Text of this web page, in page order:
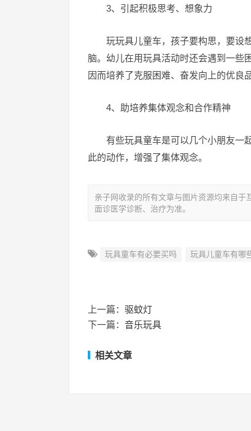
3、引起积极思考、想象力
玩玩具儿童车，孩子要构思，要设
脑。幼儿在用玩具活动时还会遇到一些
因而培养了克服困难、奋发向上的优良品
4、助培养集体观念和合作精神
有些玩具童车是可以几个小朋友一
此的动作，增强了集体观念。
亲子网收录的所有文章与图片资源均来自
面诊医学诊断、治疗为准。
玩具童车有必要买吗 玩具儿童车有哪
上一篇： 驱蚊灯
下一篇： 音乐玩具
相关文章